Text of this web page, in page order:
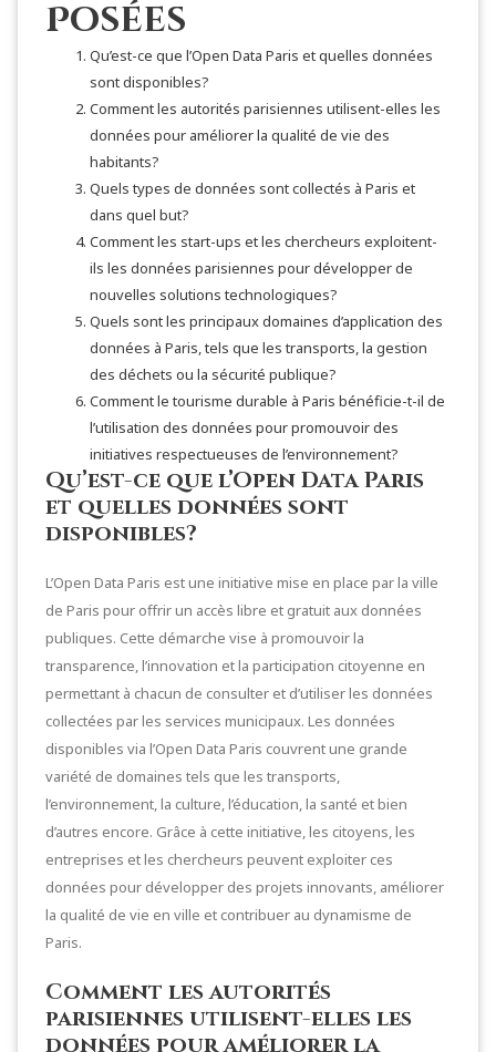
Posées
Qu’est-ce que l’Open Data Paris et quelles données
sont disponibles?
Comment les autorités parisiennes utilisent-elles les
données pour améliorer la qualité de vie des
habitants?
Quels types de données sont collectés à Paris et
dans quel but?
Comment les start-ups et les chercheurs exploitent-
ils les données parisiennes pour développer de
nouvelles solutions technologiques?
Quels sont les principaux domaines d’application des
données à Paris, tels que les transports, la gestion
des déchets ou la sécurité publique?
Comment le tourisme durable à Paris bénéficie-t-il de
l’utilisation des données pour promouvoir des
initiatives respectueuses de l’environnement?
Qu’est-ce que l’Open Data Paris
et quelles données sont
disponibles?
L’Open Data Paris est une initiative mise en place par la ville
de Paris pour offrir un accès libre et gratuit aux données
publiques. Cette démarche vise à promouvoir la
transparence, l’innovation et la participation citoyenne en
permettant à chacun de consulter et d’utiliser les données
collectées par les services municipaux. Les données
disponibles via l’Open Data Paris couvrent une grande
variété de domaines tels que les transports,
l’environnement, la culture, l’éducation, la santé et bien
d’autres encore. Grâce à cette initiative, les citoyens, les
entreprises et les chercheurs peuvent exploiter ces
données pour développer des projets innovants, améliorer
la qualité de vie en ville et contribuer au dynamisme de
Paris.
Comment les autorités
parisiennes utilisent-elles les
données pour améliorer la